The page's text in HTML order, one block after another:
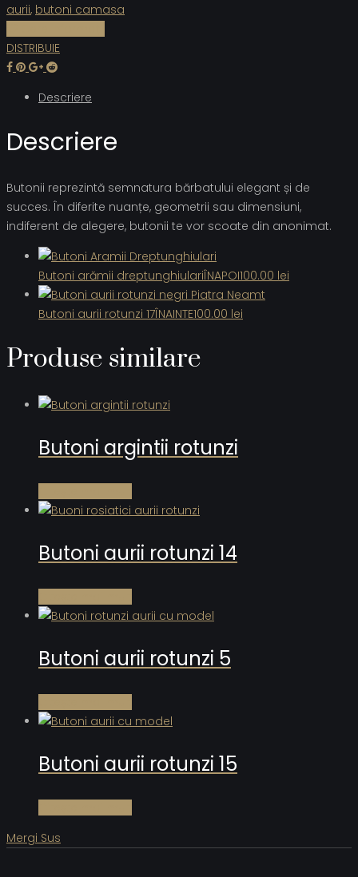
aurii, butoni camasa
DISTRIBUIE
Descriere
Descriere
Butonii reprezintă semnatura bărbatului elegant și de
succes. În diferite nuanțe, geometrii sau dimensiuni,
indiferent de alegere, butonii te vor scoate din anonimat.
Butoni arămii dreptunghiulariÎNAPOI100.00 lei
Butoni aurii rotunzi 17ÎNAINTE100.00 lei
Produse similare
Butoni argintii rotunzi
Butoni aurii rotunzi 14
Butoni aurii rotunzi 5
Butoni aurii rotunzi 15
Mergi Sus